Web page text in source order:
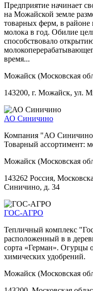
Предприятие начинает
на Можайской земле
товарных ферм, в
молока в год. Обилие
способствовало
время...
Можайск (Московская
143200, г. Можайск, ул.
АО Синичино
Компания "АО Синичино"
Товарный ассортимент:
Можайск (Московская
143262 Россия,
Синичино, д. 34
ГОС-АГРО
Тепличный комплекс
расположенный в в
сорта «Герман». Огурцы
химических удобрений.
Можайск (Московская